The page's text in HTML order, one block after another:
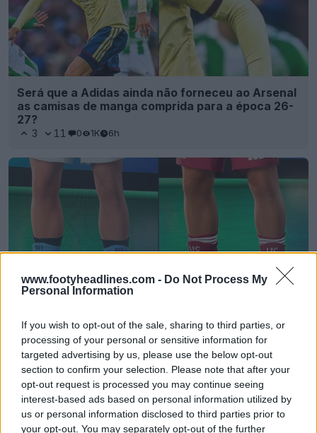
www.footyheadlines.com - Do Not Process My
Personal Information
If you wish to opt-out of the sale, sharing to third parties, or
processing of your personal or sensitive information for
targeted advertising by us, please use the below opt-out
section to confirm your selection. Please note that after your
opt-out request is processed you may continue seeing
interest-based ads based on personal information utilized by
us or personal information disclosed to third parties prior to
your opt-out. You may separately opt-out of the further
Será que a Adidas ainda não forneceu ao Arsenal
as camisas de manga comprida para a época 26-
27?
3 11 0 1K 6h
Vazamentos da versão beta fechada do EA
Sports FC 27 revelam a funcionalidade de meias
extra curtas
VAZAMENTO 4 5 0 810 6h